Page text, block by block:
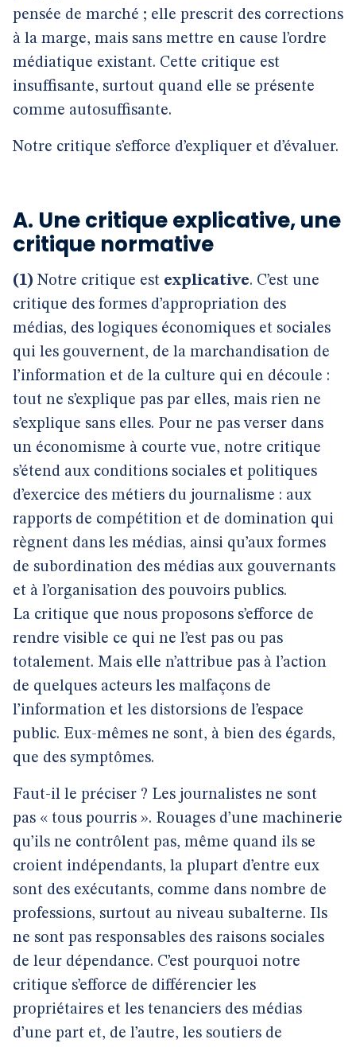
pensée de marché ; elle prescrit des corrections
à la marge, mais sans mettre en cause l’ordre
médiatique existant. Cette critique est
insuffisante, surtout quand elle se présente
comme autosuffisante.
Notre critique s’efforce d’expliquer et d’évaluer.
A. Une critique explicative, une
critique normative
(1) Notre critique est explicative. C’est une
critique des formes d’appropriation des
médias, des logiques économiques et sociales
qui les gouvernent, de la marchandisation de
l’information et de la culture qui en découle :
tout ne s’explique pas par elles, mais rien ne
s’explique sans elles. Pour ne pas verser dans
un économisme à courte vue, notre critique
s’étend aux conditions sociales et politiques
d’exercice des métiers du journalisme : aux
rapports de compétition et de domination qui
règnent dans les médias, ainsi qu’aux formes
de subordination des médias aux gouvernants
et à l’organisation des pouvoirs publics.
La critique que nous proposons s’efforce de
rendre visible ce qui ne l’est pas ou pas
totalement. Mais elle n’attribue pas à l’action
de quelques acteurs les malfaçons de
l’information et les distorsions de l’espace
public. Eux-mêmes ne sont, à bien des égards,
que des symptômes.
Faut-il le préciser ? Les journalistes ne sont
pas « tous pourris ». Rouages d’une machinerie
qu’ils ne contrôlent pas, même quand ils se
croient indépendants, la plupart d’entre eux
sont des exécutants, comme dans nombre de
professions, surtout au niveau subalterne. Ils
ne sont pas responsables des raisons sociales
de leur dépendance. C’est pourquoi notre
critique s’efforce de différencier les
propriétaires et les tenanciers des médias
d’une part et, de l’autre, les soutiers de